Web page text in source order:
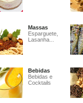
Massas
Esparguete,
Lasanha...
Bebidas
Bebidas e
Cocktails